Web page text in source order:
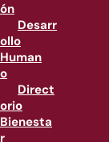
ón
Desarr
ollo
Human
o
Direct
orio
Bienesta
r